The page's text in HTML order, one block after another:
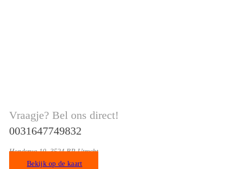
Vraagje? Bel ons direct!
0031647749832
Hondsrug 10, 3524 BP Utrecht
Bekijk op de kaart